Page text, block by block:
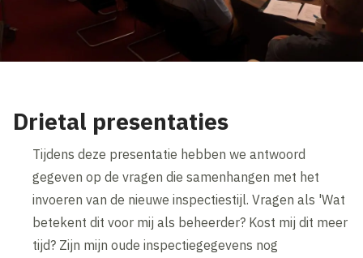
Drietal presentaties
Tijdens deze presentatie hebben we antwoord
gegeven op de vragen die samenhangen met het
invoeren van de nieuwe inspectiestijl. Vragen als 'Wat
betekent dit voor mij als beheerder? Kost mij dit meer
tijd? Zijn mijn oude inspectiegegevens nog